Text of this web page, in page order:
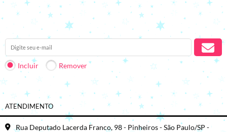
Receba nossas novidades em seu e-mail.
Incluir Remover
ATENDIMENTO
Rua Deputado Lacerda Franco, 98 - Pinheiros - São Paulo/SP -